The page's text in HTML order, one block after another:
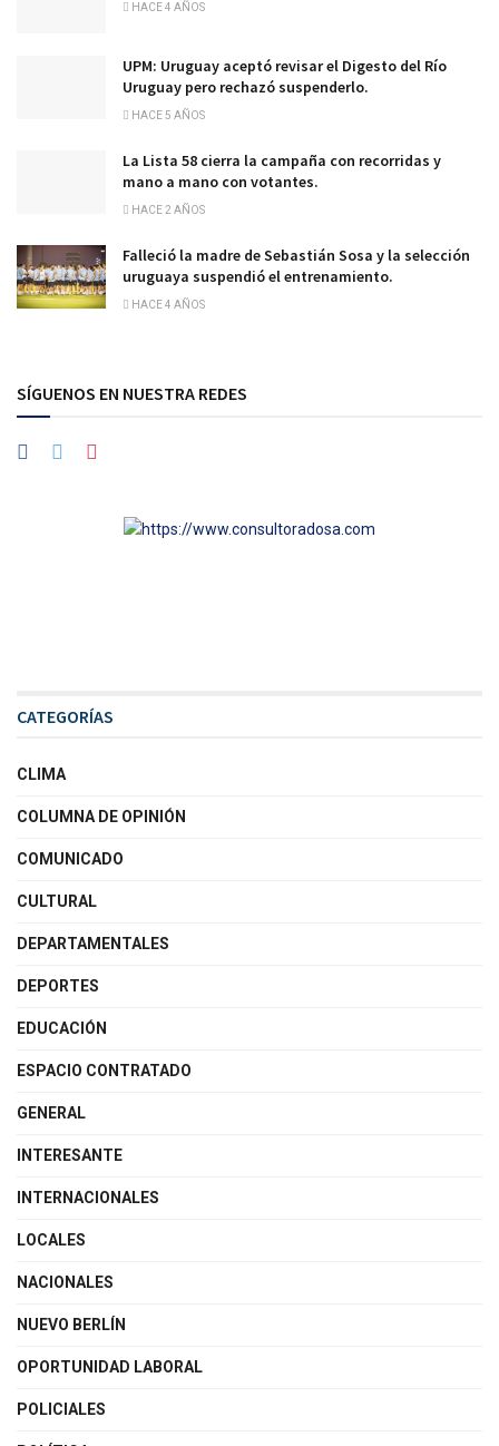
HACE 4 AÑOS
UPM: Uruguay aceptó revisar el Digesto del Río
Uruguay pero rechazó suspenderlo.
HACE 5 AÑOS
La Lista 58 cierra la campaña con recorridas y
mano a mano con votantes.
HACE 2 AÑOS
Falleció la madre de Sebastián Sosa y la selección
uruguaya suspendió el entrenamiento.
HACE 4 AÑOS
SÍGUENOS EN NUESTRA REDES
CATEGORÍAS
CLIMA
COLUMNA DE OPINIÓN
COMUNICADO
CULTURAL
DEPARTAMENTALES
DEPORTES
EDUCACIÓN
ESPACIO CONTRATADO
GENERAL
INTERESANTE
INTERNACIONALES
LOCALES
NACIONALES
NUEVO BERLÍN
OPORTUNIDAD LABORAL
POLICIALES